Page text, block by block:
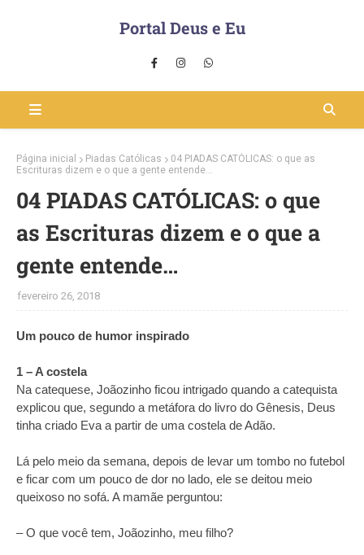
Portal Deus e Eu
Página inicial Piadas Católicas
04 PIADAS CATÓLICAS: o que as
Escrituras dizem e o que a gente entende…
04 PIADAS CATÓLICAS: o que
as Escrituras dizem e o que a
gente entende…
fevereiro 26, 2018
Um pouco de humor inspirado
1 – A costela
Na catequese, Joãozinho ficou intrigado quando a catequista
explicou que, segundo a metáfora do livro do Gênesis, Deus
tinha criado Eva a partir de uma costela de Adão.
Lá pelo meio da semana, depois de levar um tombo no futebol
e ficar com um pouco de dor no lado, ele se deitou meio
queixoso no sofá. A mamãe perguntou:
– O que você tem, Joãozinho, meu filho?